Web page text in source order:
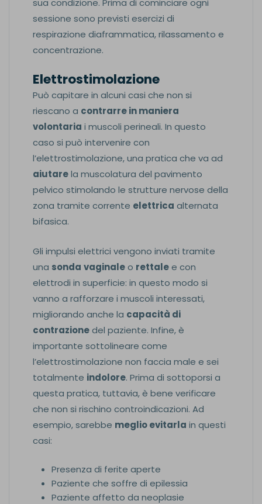
sua condizione. Prima di cominciare ogni
sessione sono previsti esercizi di
respirazione diaframmatica, rilassamento e
concentrazione.
Elettrostimolazione
Può capitare in alcuni casi che non si
riescano a contrarre in maniera
volontaria i muscoli perineali. In questo
caso si può intervenire con
l’elettrostimolazione, una pratica che va ad
aiutarela muscolatura del pavimento
pelvico stimolando le strutture nervose della
zona tramite corrente elettrica alternata
bifasica.
Gli impulsi elettrici vengono inviati tramite
una sonda vaginaleo rettalee con
elettrodi in superficie: in questo modo si
vanno a rafforzare i muscoli interessati,
migliorando anche la capacità di
contrazionedel paziente. Infine, è
importante sottolineare come
l’elettrostimolazione non faccia male e sei
totalmente indolore. Prima di sottoporsi a
questa pratica, tuttavia, è bene verificare
che non si rischino controindicazioni. Ad
esempio, sarebbe meglio evitarla in questi
casi:
Presenza di ferite aperte
Paziente che soffre di epilessia
Paziente affetto da neoplasie